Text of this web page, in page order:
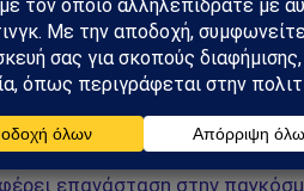
δοθεί εικόνα υποχώρησης
επανάσταση στην